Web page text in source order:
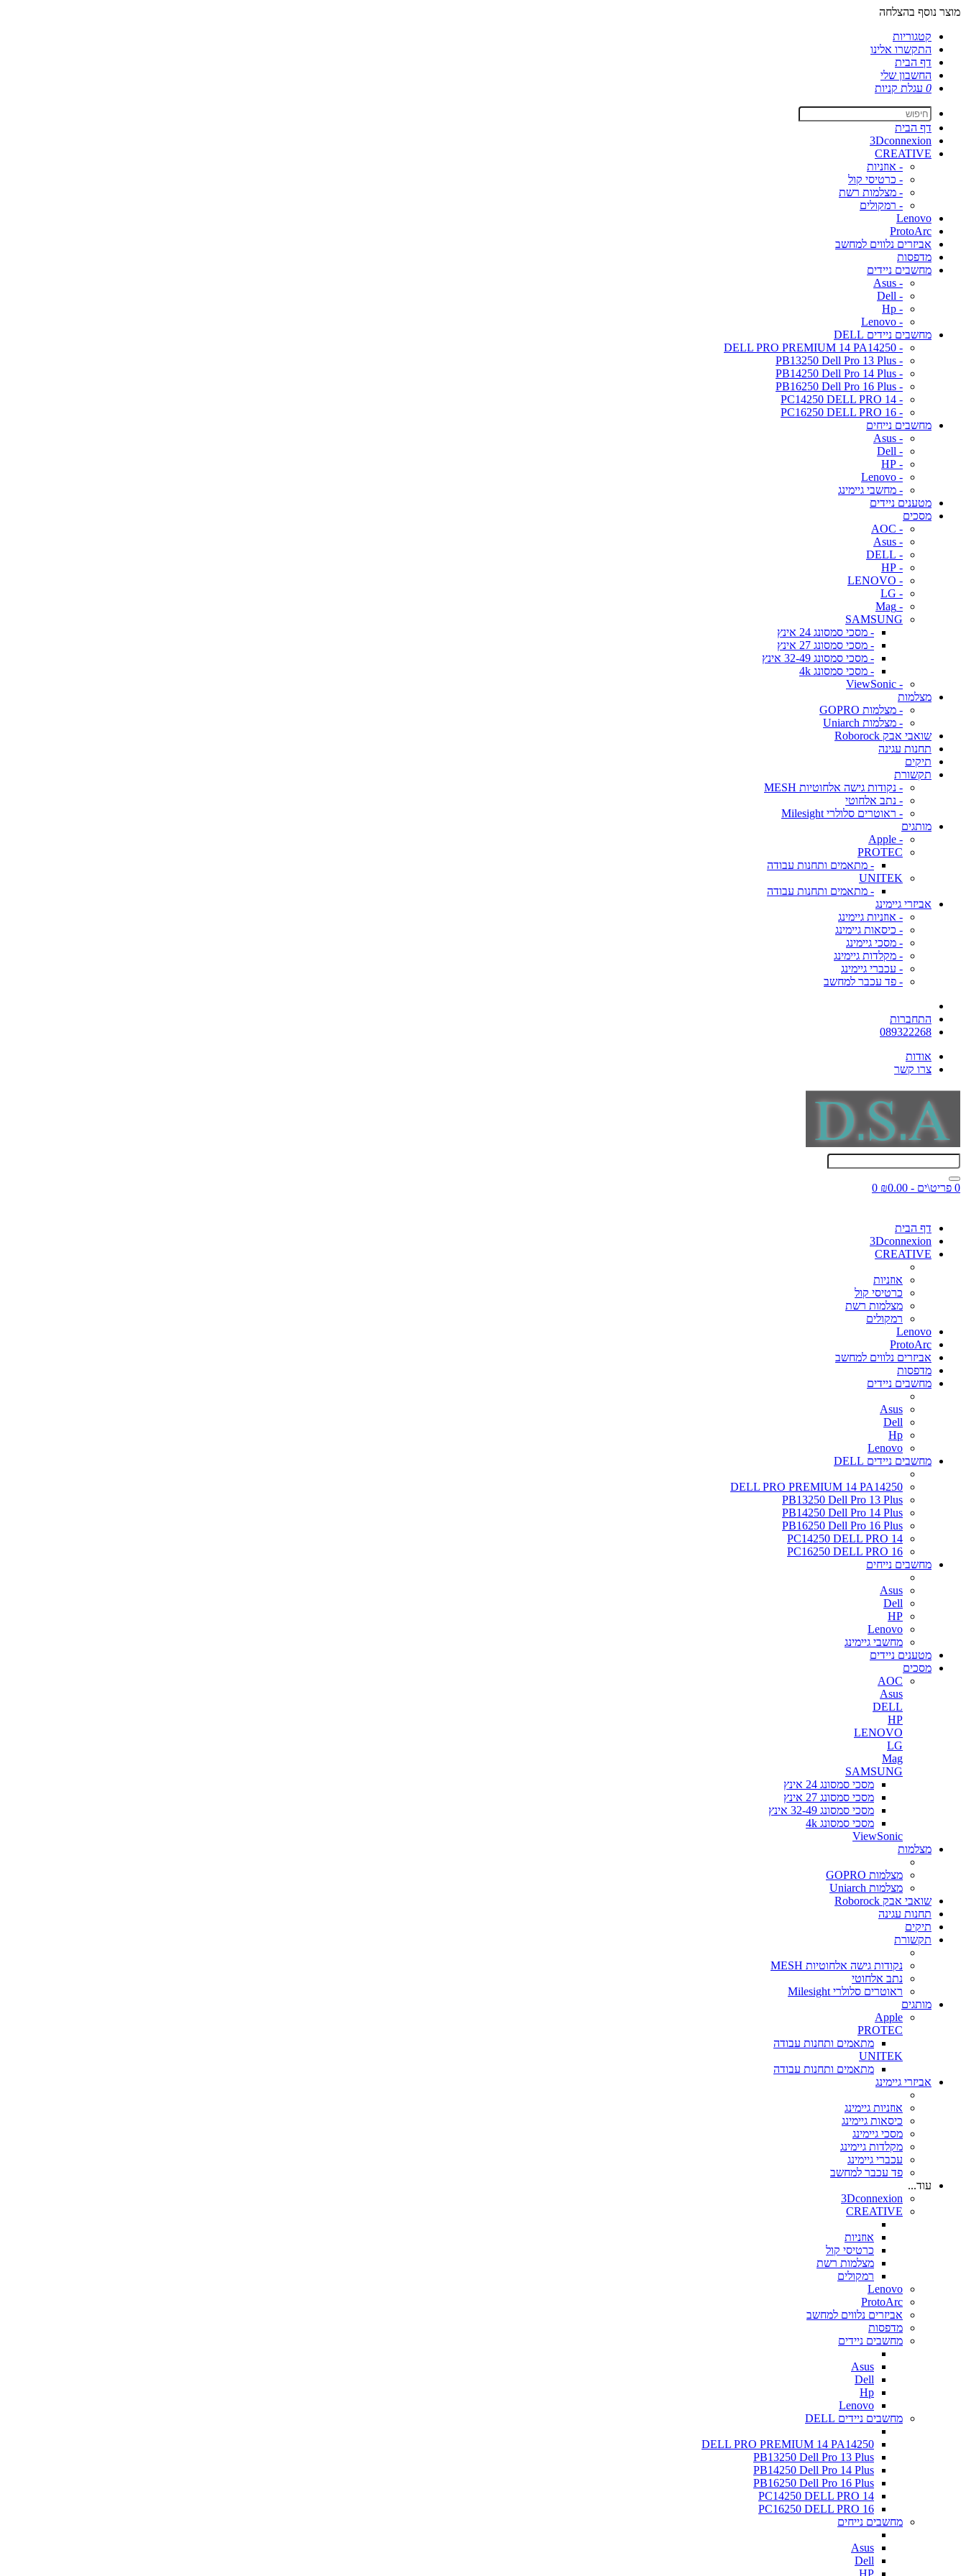
מוצר נוסף בהצלחה
קטגוריות
התקשרו אלינו
דף הבית
החשבון שלי
0 עגלת קניות
דף הבית
3Dconnexion
CREATIVE
- אוזניות
- כרטיסי קול
- מצלמות רשת
- רמקולים
Lenovo
ProtoArc
אביזרים נלווים למחשב
מדפסות
מחשבים ניידים
- Asus
- Dell
- Hp
- Lenovo
מחשבים ניידים DELL
- DELL PRO PREMIUM 14 PA14250
- PB13250 Dell Pro 13 Plus
- PB14250 Dell Pro 14 Plus
- PB16250 Dell Pro 16 Plus
- PC14250 DELL PRO 14
- PC16250 DELL PRO 16
מחשבים נייחים
- Asus
- Dell
- HP
- Lenovo
- מחשבי גיימינג
מטענים ניידים
מסכים
- AOC
- Asus
- DELL
- HP
- LENOVO
- LG
- Mag
SAMSUNG
- מסכי סמסונג 24 אינץ
- מסכי סמסונג 27 אינץ
- מסכי סמסונג 32-49 אינץ
- מסכי סמסונג 4k
- ViewSonic
מצלמות
- מצלמות GOPRO
- מצלמות Uniarch
שואבי אבק Roborock
תחנות עגינה
תיקים
תקשורת
- נקודות גישה אלחוטיות MESH
- נתב אלחוטי
- ראוטרים סלולרי Milesight
מותגים
- Apple
PROTEC
- מתאמים ותחנות עבודה
UNITEK
- מתאמים ותחנות עבודה
אביזרי גיימינג
- אוזניות גיימינג
- כיסאות גיימינג
- מסכי גיימינג
- מקלדות גיימינג
- עכברי גיימינג
- פד עכבר למחשב
התחברות
089322268
אודות
צרו קשר
0 פריט\ים - ₪0.00 0
דף הבית
3Dconnexion
CREATIVE
אוזניות
כרטיסי קול
מצלמות רשת
רמקולים
Lenovo
ProtoArc
אביזרים נלווים למחשב
מדפסות
מחשבים ניידים
Asus
Dell
Hp
Lenovo
מחשבים ניידים DELL
DELL PRO PREMIUM 14 PA14250
PB13250 Dell Pro 13 Plus
PB14250 Dell Pro 14 Plus
PB16250 Dell Pro 16 Plus
PC14250 DELL PRO 14
PC16250 DELL PRO 16
מחשבים נייחים
Asus
Dell
HP
Lenovo
מחשבי גיימינג
מטענים ניידים
מסכים
AOC
Asus
DELL
HP
LENOVO
LG
Mag
SAMSUNG
מסכי סמסונג 24 אינץ
מסכי סמסונג 27 אינץ
מסכי סמסונג 32-49 אינץ
מסכי סמסונג 4k
ViewSonic
מצלמות
מצלמות GOPRO
מצלמות Uniarch
שואבי אבק Roborock
תחנות עגינה
תיקים
תקשורת
נקודות גישה אלחוטיות MESH
נתב אלחוטי
ראוטרים סלולרי Milesight
מותגים
Apple
PROTEC
מתאמים ותחנות עבודה
UNITEK
מתאמים ותחנות עבודה
אביזרי גיימינג
אוזניות גיימינג
כיסאות גיימינג
מסכי גיימינג
מקלדות גיימינג
עכברי גיימינג
פד עכבר למחשב
עוד...
3Dconnexion
CREATIVE
אוזניות
כרטיסי קול
מצלמות רשת
רמקולים
Lenovo
ProtoArc
אביזרים נלווים למחשב
מדפסות
מחשבים ניידים
Asus
Dell
Hp
Lenovo
מחשבים ניידים DELL
DELL PRO PREMIUM 14 PA14250
PB13250 Dell Pro 13 Plus
PB14250 Dell Pro 14 Plus
PB16250 Dell Pro 16 Plus
PC14250 DELL PRO 14
PC16250 DELL PRO 16
מחשבים נייחים
Asus
Dell
HP